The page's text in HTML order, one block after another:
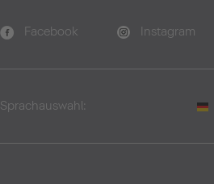
Facebook Instagram
Sprachauswahl: